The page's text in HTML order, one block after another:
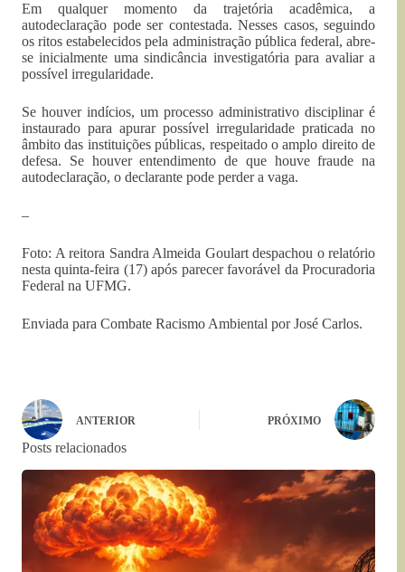
Em qualquer momento da trajetória acadêmica, a
autodeclaração pode ser contestada. Nesses casos, seguindo
os ritos estabelecidos pela administração pública federal, abre-
se inicialmente uma sindicância investigatória para avaliar a
possível irregularidade.
Se houver indícios, um processo administrativo disciplinar é
instaurado para apurar possível irregularidade praticada no
âmbito das instituições públicas, respeitado o amplo direito de
defesa. Se houver entendimento de que houve fraude na
autodeclaração, o declarante pode perder a vaga.
–
Foto: A reitora Sandra Almeida Goulart despachou o relatório
nesta quinta-feira (17) após parecer favorável da Procuradoria
Federal na UFMG.
Enviada para Combate Racismo Ambiental por José Carlos.
ANTERIOR PRÓXIMO
Posts relacionados